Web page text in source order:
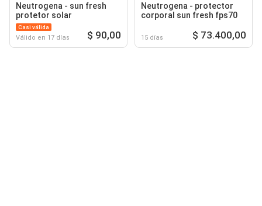
Neutrogena - sun fresh
protetor solar
Casi válida
Válido en 17 días $ 90,00
Neutrogena - protector
corporal sun fresh fps70
15 días $ 73.400,00